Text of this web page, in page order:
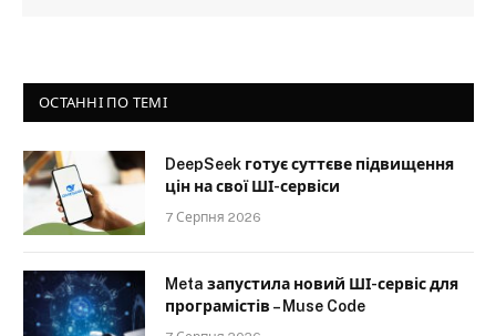
ОСТАННІ ПО ТЕМІ
DeepSeek готує суттєве підвищення
цін на свої ШІ-сервіси
7 Серпня 2026
Meta запустила новий ШІ-сервіс для
програмістів – Muse Code